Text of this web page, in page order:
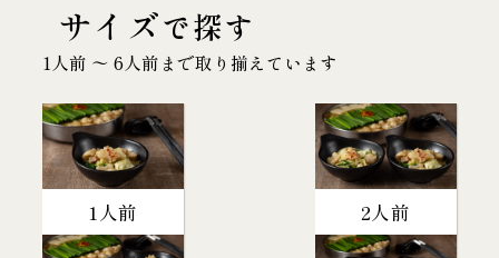
サイズで探す
1人前 〜 6人前まで取り揃えています
1人前 2人前